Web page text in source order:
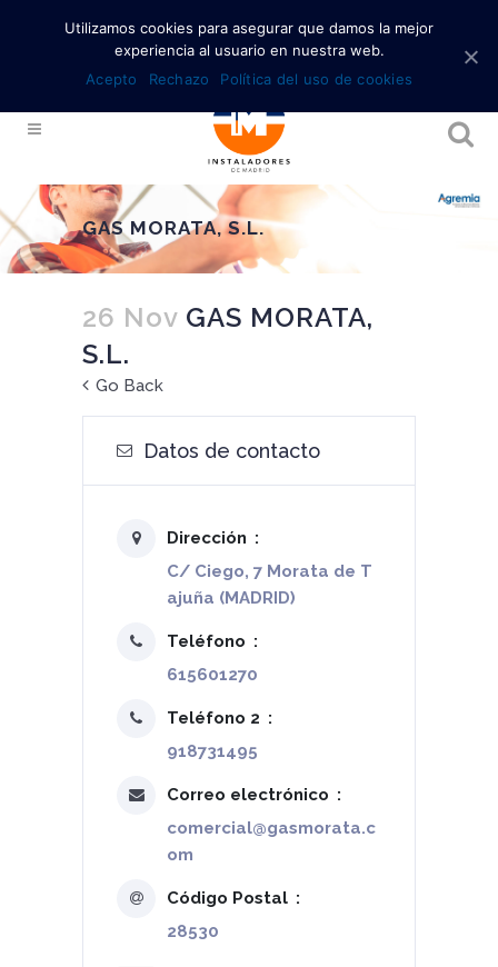
GAS MORATA, S.L.
26 Nov GAS MORATA,
S.L.
Go Back
Datos de contacto
Dirección
C/ Ciego, 7 Morata de T
ajuña (MADRID)
Teléfono
615601270
Teléfono 2
918731495
Correo electrónico
comercial@gasmorata.c
om
Código Postal
28530
Utilizamos cookies para asegurar que damos la mejor
experiencia al usuario en nuestra web.
Acepto
Rechazo Política del uso de cookies